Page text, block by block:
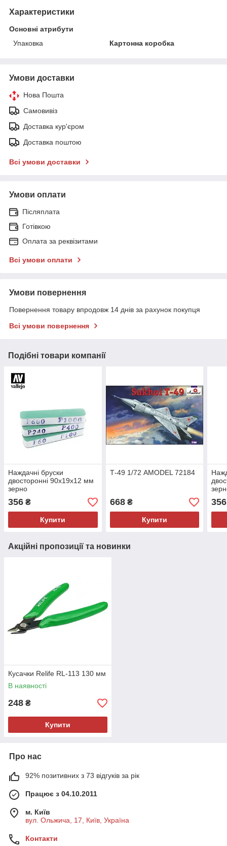
Характеристики
Основні атрибути
Упаковка
Картонна коробка
Умови доставки
Нова Пошта
Самовивіз
Доставка кур'єром
Доставка поштою
Всі умови доставки
Умови оплати
Післяплата
Готівкою
Оплата за реквізитами
Всі умови оплати
Умови повернення
Повернення товару впродовж 14 днів за рахунок покупця
Всі умови повернення
Подібні товари компанії
Наждачні бруски
двосторонні 90х19х12 мм
зерно
600/1000,240/400,60/100.
Vallejo Т04002
356 ₴
Купити
Т-49 1/72 AMODEL 72184
668₴
Купити
356
Акційні пропозиції та новинки
Кусачки Relife RL-113 130 мм
В наявності
248 ₴
Купити
Про нас
92% позитивних з 73 відгуків за рік
Працює з 04.10.2011
м. Київ
вул. Ольжича, 17, Київ, Україна
Контакти